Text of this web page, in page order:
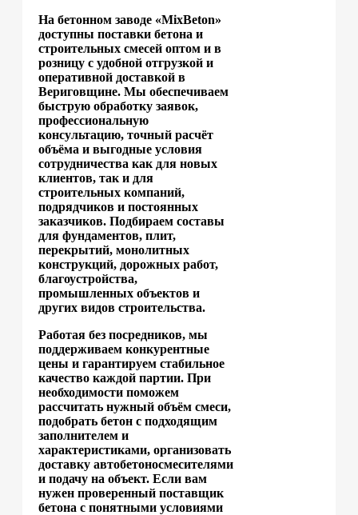
На бетонном заводе «MixBeton»
доступны поставки бетона и
строительных смесей оптом и в
розницу с удобной отгрузкой и
оперативной доставкой в
Вериговщине. Мы обеспечиваем
быструю обработку заявок,
профессиональную
консультацию, точный расчёт
объёма и выгодные условия
сотрудничества как для новых
клиентов, так и для
строительных компаний,
подрядчиков и постоянных
заказчиков. Подбираем составы
для фундаментов, плит,
перекрытий, монолитных
конструкций, дорожных работ,
благоустройства,
промышленных объектов и
других видов строительства.
Работая без посредников, мы
поддерживаем конкурентные
цены и гарантируем стабильное
качество каждой партии. При
необходимости поможем
рассчитать нужный объём смеси,
подобрать бетон с подходящим
заполнителем и
характеристиками, организовать
доставку автобетоносмесителями
и подачу на объект. Если вам
нужен проверенный поставщик
бетона с понятными условиями